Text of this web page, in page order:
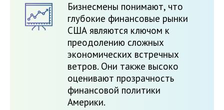
Бизнесмены понимают, что
глубокие финансовые рынки
США являются ключом к
преодолению сложных
экономических встречных
ветров. Они также высоко
оценивают прозрачность
финансовой политики
Америки.